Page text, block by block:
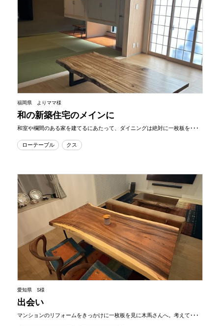
福岡県 よりママ様
和の新築住宅のメインに
和室や欄間のある家を建てるにあたって、ダイニングは絶対に一枚板を･･･
ローテーブル クス
愛知県 S様
出会い
マンションのリフォームをきっかけに一枚板を見に木馬さんへ。考えて･･･